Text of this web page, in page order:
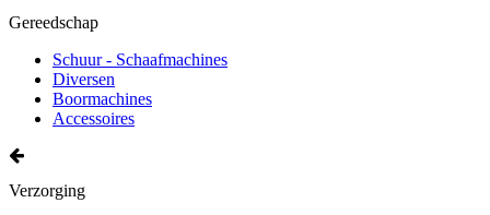
Gereedschap
Schuur - Schaafmachines
Diversen
Boormachines
Accessoires
Verzorging